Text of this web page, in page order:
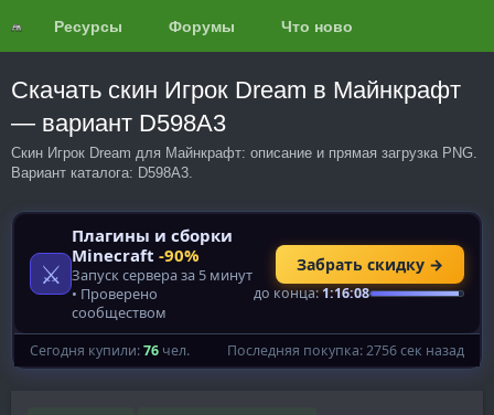
Ресурсы Форумы Что нового?
Скачать скин Игрок Dream в Майнкрафт
— вариант D598A3
Скин Игрок Dream для Майнкрафт: описание и прямая загрузка PNG.
Вариант каталога: D598A3.